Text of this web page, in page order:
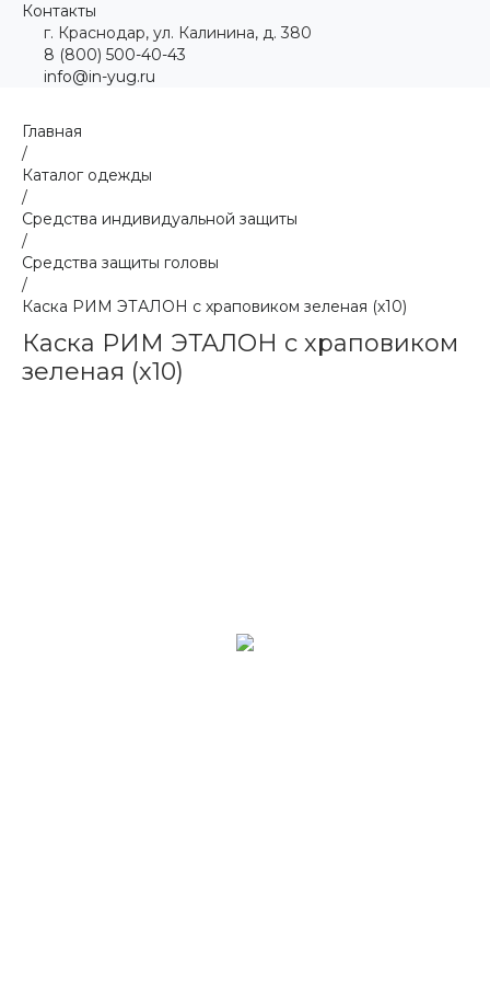
Контакты
г. Краснодар, ул. Калинина, д. 380
8 (800) 500-40-43
info@in-yug.ru
Главная
/
Каталог одежды
/
Средства индивидуальной защиты
/
Средства защиты головы
/
Каска РИМ ЭТАЛОН с храповиком зеленая (х10)
Каска РИМ ЭТАЛОН с храповиком
зеленая (х10)